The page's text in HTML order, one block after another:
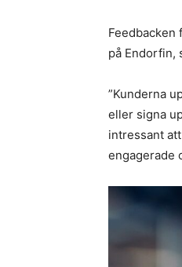
Feedbacken
på Endorfin,
”Kunderna
eller signa
intressant
engagerade